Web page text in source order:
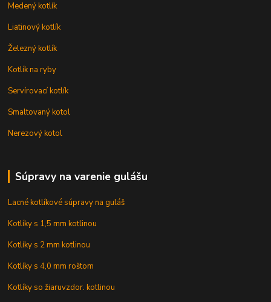
Medený kotlík
Liatinový kotlík
Železný kotlík
Kotlík na ryby
Servírovací kotlík
Smaltovaný kotol
Nerezový kotol
Súpravy na varenie gulášu
Lacné kotlíkové súpravy na guláš
Kotlíky s 1,5 mm kotlinou
Kotlíky s 2 mm kotlinou
Kotlíky s 4,0 mm roštom
Kotlíky so žiaruvzdor. kotlinou